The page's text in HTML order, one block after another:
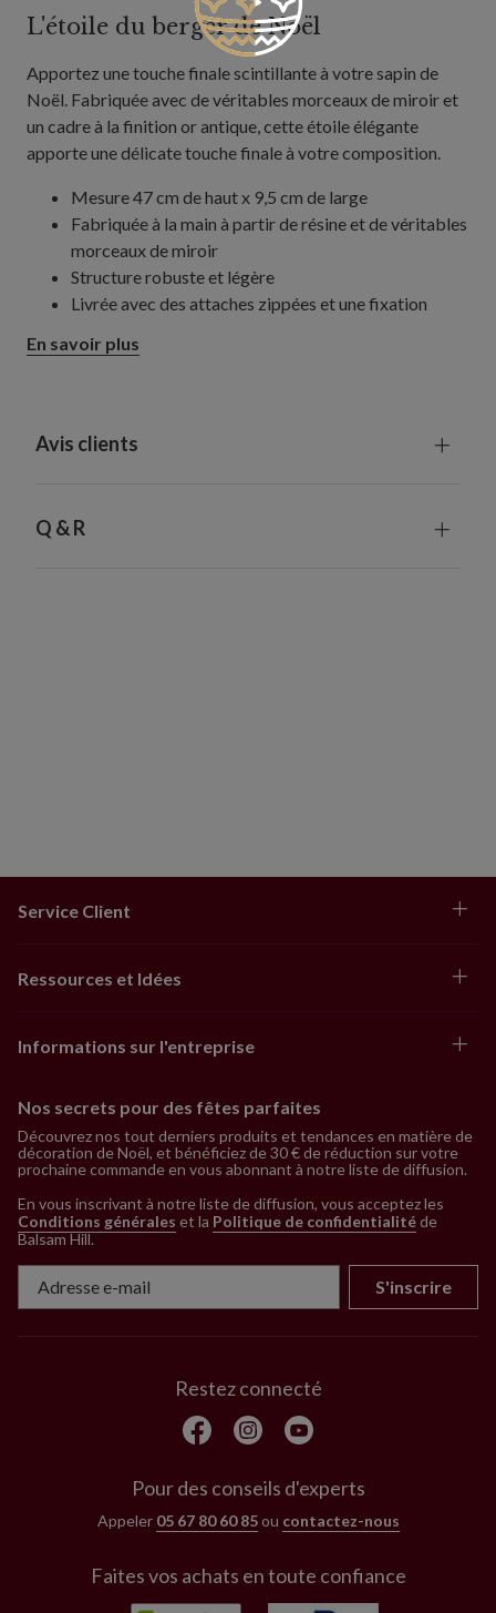
L'étoile du berger de Noël
Apportez une touche finale scintillante à votre sapin de
Noël. Fabriquée avec de véritables morceaux de miroir et
un cadre à la finition or antique, cette étoile élégante
apporte une délicate touche finale à votre composition.
Mesure 47 cm de haut x 9,5 cm de large
Fabriquée à la main à partir de résine et de véritables
morceaux de miroir
Structure robuste et légère
Livrée avec des attaches zippées et une fixation
Utilisation en intérieur exclusivement
En savoir plus
Avis clients
Q & R
Service Client
Ressources et Idées
Informations sur l'entreprise
Nos secrets pour des fêtes parfaites
Découvrez nos tout derniers produits et tendances en matière de
décoration de Noël, et bénéficiez de 30 € de réduction sur votre
prochaine commande en vous abonnant à notre liste de diffusion.
En vous inscrivant à notre liste de diffusion, vous acceptez les
Conditions générales et la Politique de confidentialitéde
Balsam Hill.
S'inscrire
Restez connecté
Pour des conseils d'experts
Appeler 05 67 80 60 85ou contactez-nous
Faites vos achats en toute confiance